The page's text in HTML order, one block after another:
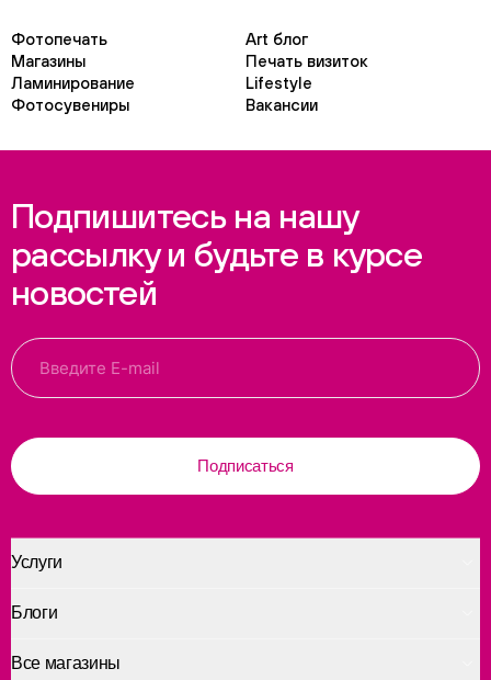
Фотопечать
Art блог
Магазины
Печать визиток
Ламинирование
Lifestyle
Фотосувениры
Вакансии
Подпишитесь на нашу
рассылку и будьте в курсе
новостей
Подписаться
Услуги
Блоги
Все магазины